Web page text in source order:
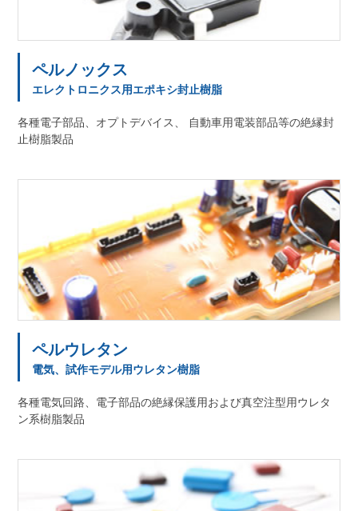
ペルノックス
エレクトロニクス用エポキシ封止樹脂
各種電子部品、オプトデバイス、 自動車用電装部品等の絶縁封
止樹脂製品
ペルウレタン
電気、試作モデル用ウレタン樹脂
各種電気回路、電子部品の絶縁保護用および真空注型用ウレタ
ン系樹脂製品